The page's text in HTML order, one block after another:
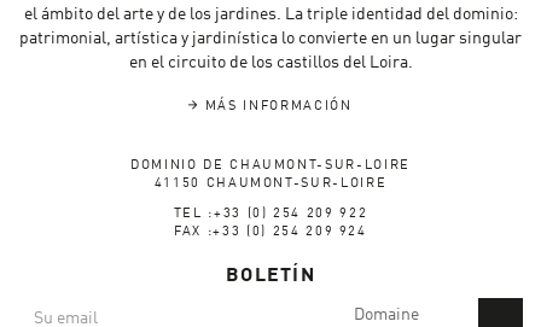
el ámbito del arte y de los jardines. La triple identidad del dominio:
patrimonial, artística y jardinística lo convierte en un lugar singular
en el circuito de los castillos del Loira.
MÁS INFORMACIÓN
DOMINIO DE CHAUMONT-SUR-LOIRE
41150 CHAUMONT-SUR-LOIRE
TEL :+33 (0) 254 209 922
FAX :+33 (0) 254 209 924
BOLETÍN